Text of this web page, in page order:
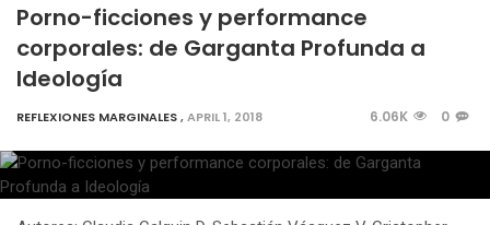
Porno-ficciones y performance
corporales: de Garganta Profunda a
Ideología
REFLEXIONES MARGINALES,APRIL 1, 2018 6.06K 0